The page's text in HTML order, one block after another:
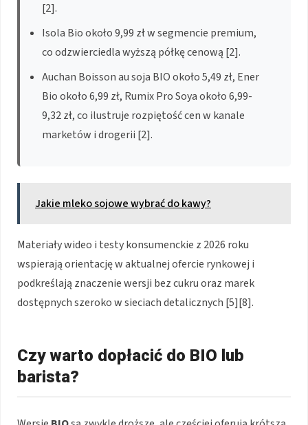
[2].
Isola Bio około 9,99 zł w segmencie premium,
co odzwierciedla wyższą półkę cenową [2].
Auchan Boisson au soja BIO około 5,49 zł, Ener
Bio około 6,99 zł, Rumix Pro Soya około 6,99-
9,32 zł, co ilustruje rozpiętość cen w kanale
marketów i drogerii [2].
Jakie mleko sojowe wybrać do kawy?
Materiały wideo i testy konsumenckie z 2026 roku
wspierają orientację w aktualnej ofercie rynkowej i
podkreślają znaczenie wersji bez cukru oraz marek
dostępnych szeroko w sieciach detalicznych [5][8].
Czy warto dopłacić do BIO lub
barista?